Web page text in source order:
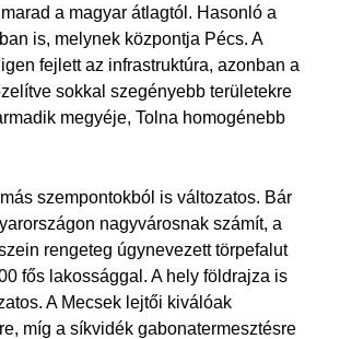
a magyar átlagtól. Hasonló a
is, melynek központja Pécs. A
fejlett az infrastruktúra, azonban a
sokkal szegényebb területekre
megyéje, Tolna homogénebb
szempontokból is változatos. Bár
nagyvárosnak számít, a
rengeteg úgynevezett törpefalut
fős lakossággal. A hely földrajza is
A Mecsek lejtői kiválóak
míg a síkvidék gabonatermesztésre